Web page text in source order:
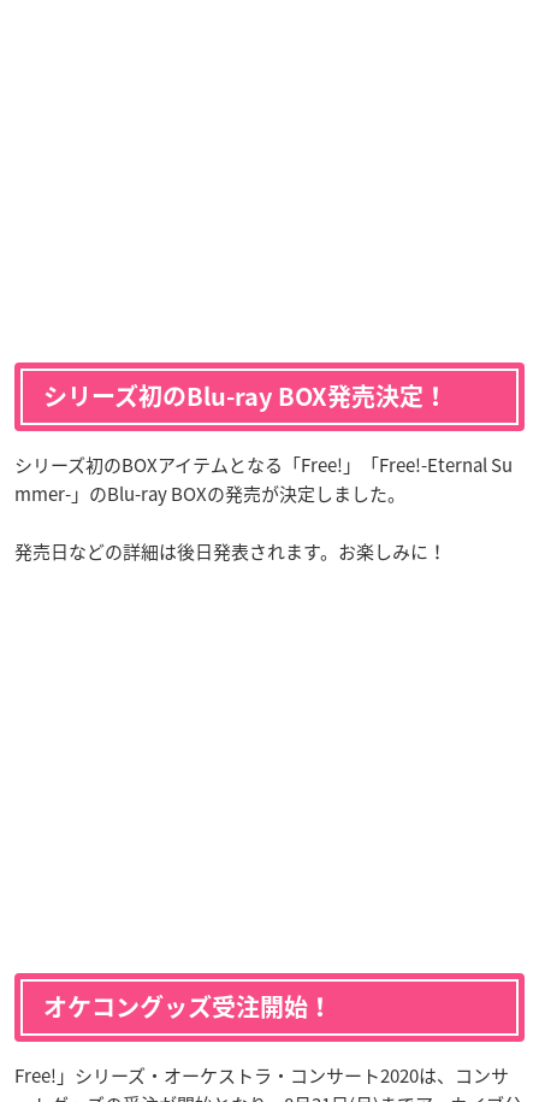
シリーズ初のBlu-ray BOX発売決定！
シリーズ初のBOXアイテムとなる「Free!」「Free!-Eternal Su
mmer-」のBlu-ray BOXの発売が決定しました。
発売日などの詳細は後日発表されます。お楽しみに！
オケコングッズ受注開始！
Free!」シリーズ・オーケストラ・コンサート2020は、コンサ